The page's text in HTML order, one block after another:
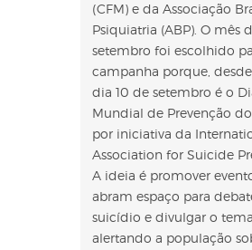
(CFM) e da Associação
Psiquiatria (ABP). O mês
setembro foi escolhido
campanha porque,
dia 10 de setembro é o
Mundial de Prevenção
por iniciativa da
Association for Suicide
A ideia é promover
abram espaço para
suicídio e divulgar o tema
alertando a população